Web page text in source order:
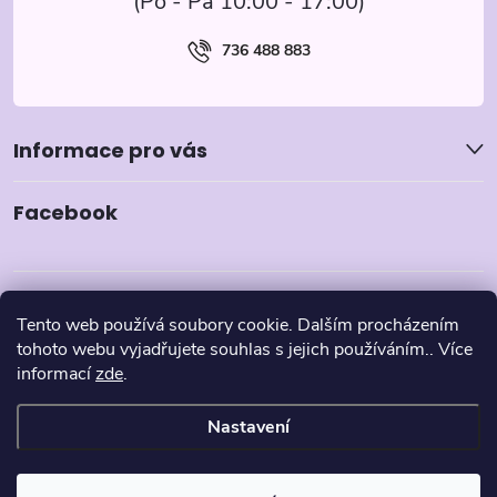
Tento web používá soubory cookie. Dalším procházením
tohoto webu vyjadřujete souhlas s jejich používáním.. Více
informacízde.
Nastavení
736 488 883
Informace pro vás
Facebook
Copyright 2026Pyzamka.cz. Všechna práva vyhrazena.